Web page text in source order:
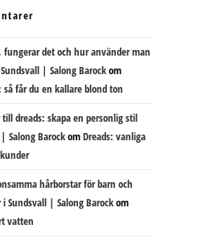
fungerar det och hur använder man
| Salong Barockom
får du en kallare blond ton
dreads: skapa en personlig stil
Salong BarockomDreads: vanliga
hårborstar för barn och
Sundsvall | Salong Barockom
vatten